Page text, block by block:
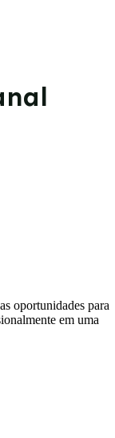
oportunidades para
em uma